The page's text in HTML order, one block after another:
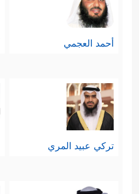
أحمد العجمي
تركي عبيد المري